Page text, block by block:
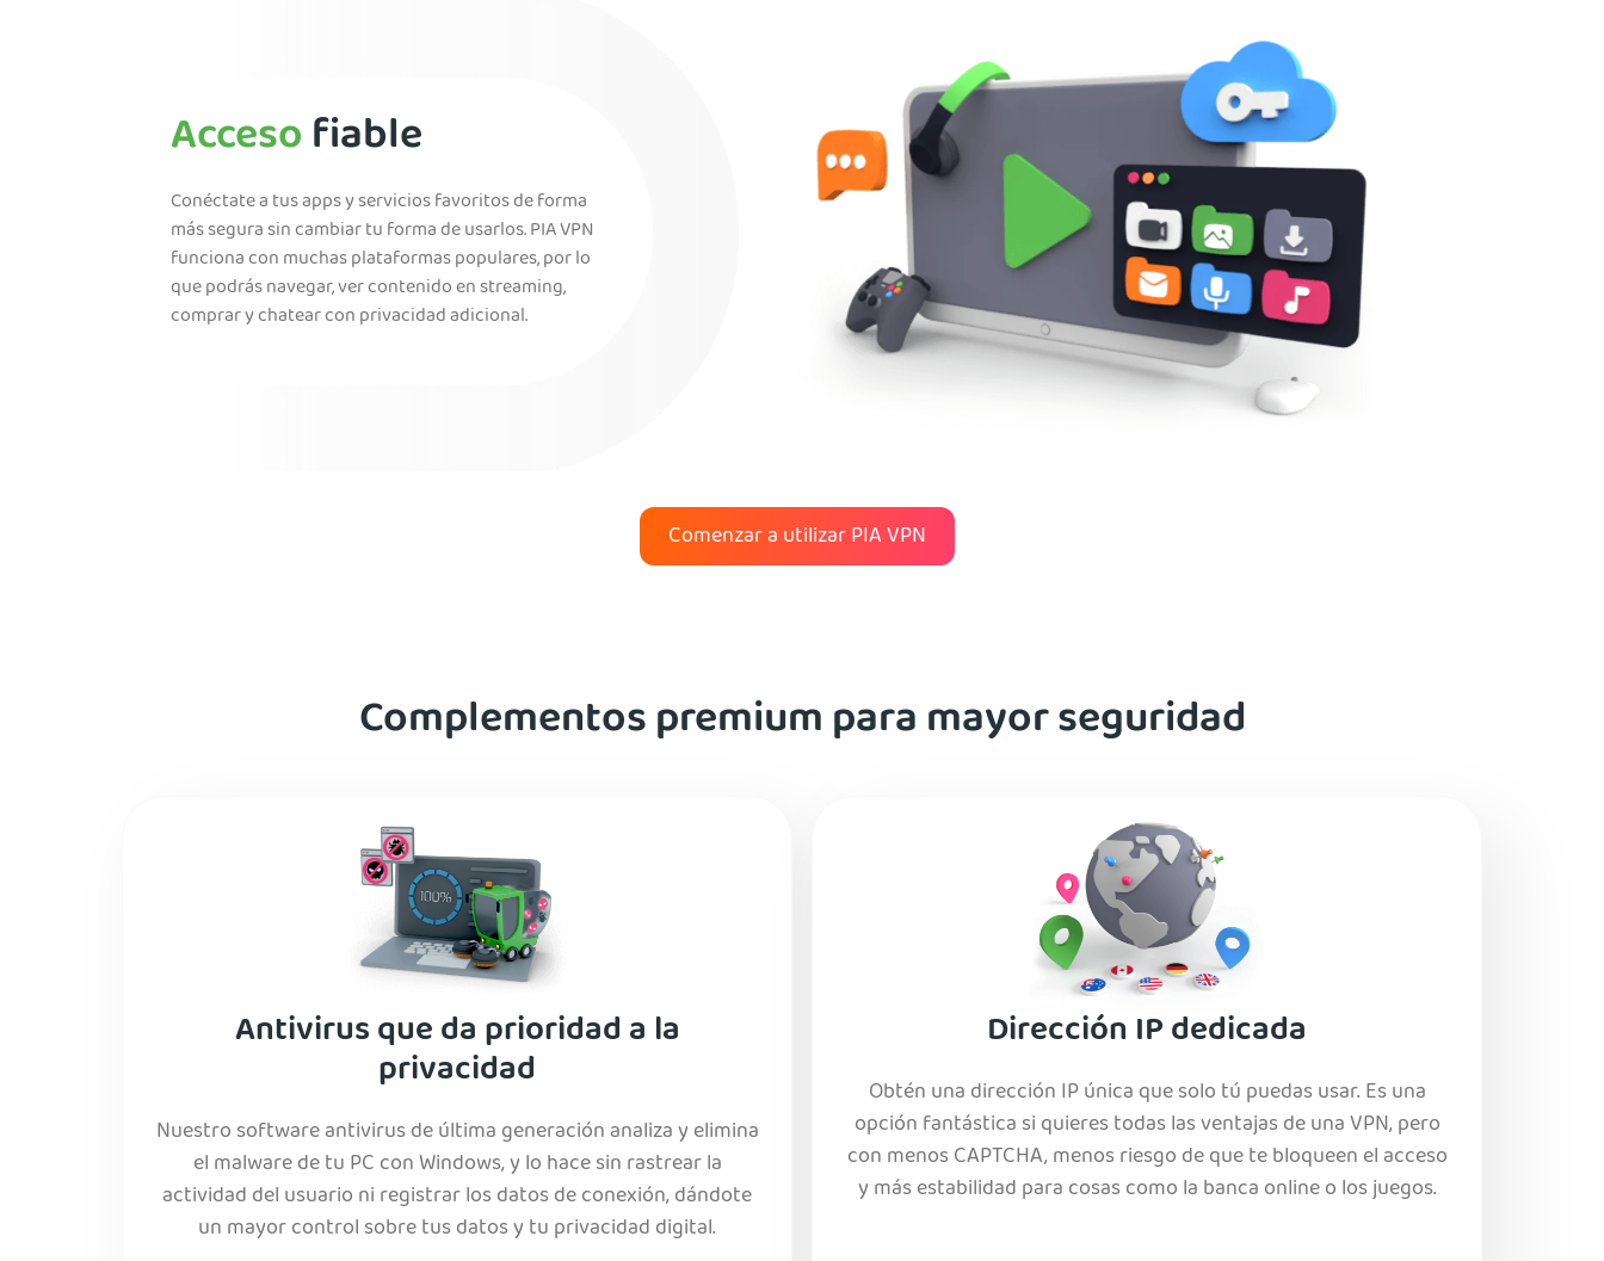
Accesofiable
Conéctate a tus apps y servicios favoritos de forma
más segura sin cambiar tu forma de usarlos. PIA VPN
funciona con muchas plataformas populares, por lo
que podrás navegar, ver contenido en streaming,
comprar y chatear con privacidad adicional.
Comenzar a utilizar PIA VPN
Complementos premium para mayor seguridad
Antivirus que da prioridad a la
privacidad
Nuestro software antivirus de última generación analiza y elimina
el malware de tu PC con Windows, y lo hace sin rastrear la
actividad del usuario ni registrar los datos de conexión, dándote
un mayor control sobre tus datos y tu privacidad digital.
Dirección IP dedicada
Obtén una dirección IP única que solo tú puedas usar. Es una
opción fantástica si quieres todas las ventajas de una VPN, pero
con menos CAPTCHA, menos riesgo de que te bloqueen el acceso
y más estabilidad para cosas como la banca online o los juegos.